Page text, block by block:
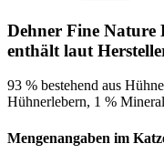
Dehner Fine Nature
enthält laut
93 % bestehend aus
Hühnerlebern, 1 %
Mengenangaben im